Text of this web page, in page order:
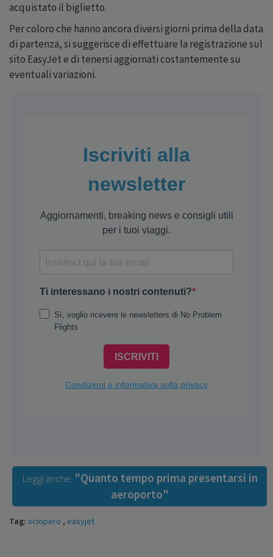
acquistato il biglietto.
Per coloro che hanno ancora diversi giorni prima della data
di partenza, si suggerisce di effettuare la registrazione sul
sito EasyJet e di tenersi aggiornati costantemente su
eventuali variazioni.
Leggi anche: "Quanto tempo prima presentarsi in
aeroporto"
Tag: sciopero , easyjet